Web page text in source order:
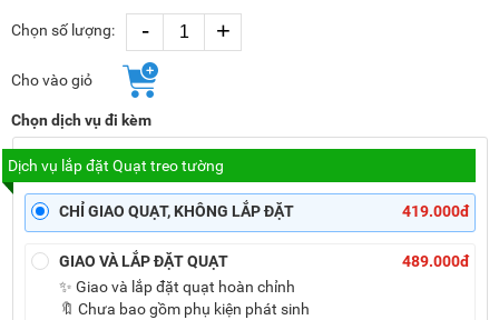
Chọn số lượng: - +
Cho vào giỏ
Chọn dịch vụ đi kèm
Dịch vụ lắp đặt Quạt treo tường
CHỈ GIAO QUẠT, KHÔNG LẮP ĐẶT 419.000đ
GIAO VÀ LẮP ĐẶT QUẠT
489.000đ
✨ Giao và lắp đặt quạt hoàn chỉnh
🔖 Chưa bao gồm phụ kiện phát sinh